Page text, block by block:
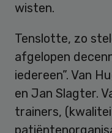
wisten.
Tenslotte, zo
afgelopen
iedereen”. Van
en Jan Slagter.
trainers,